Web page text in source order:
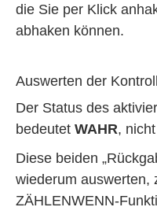
die Sie per Klick
abhaken können.
Auswerten der
Der Status des
bedeutet WAHR,
Diese beiden
wiederum auswerten,
ZÄHLENWENN-